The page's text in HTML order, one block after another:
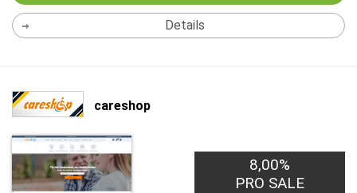
Details
careshop
8,00%
PRO SALE